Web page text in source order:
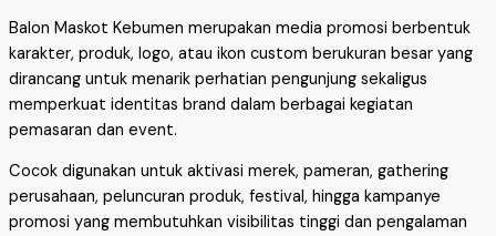
Balon Maskot Kebumen merupakan media promosi berbentuk
karakter, produk, logo, atau ikon custom berukuran besar yang
dirancang untuk menarik perhatian pengunjung sekaligus
memperkuat identitas brand dalam berbagai kegiatan
pemasaran dan event.
Cocok digunakan untuk aktivasi merek, pameran, gathering
perusahaan, peluncuran produk, festival, hingga kampanye
promosi yang membutuhkan visibilitas tinggi dan pengalaman